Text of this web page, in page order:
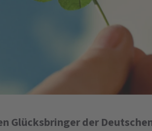
Glücksbringer der